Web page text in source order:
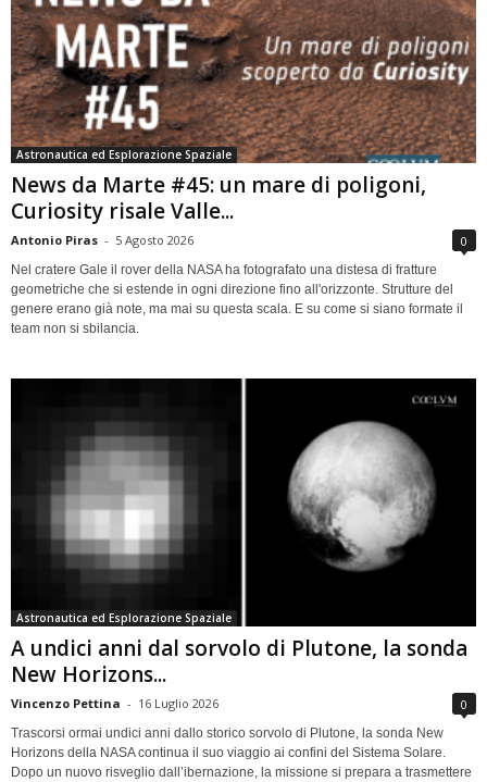
Astronautica ed Esplorazione Spaziale
News da Marte #45: un mare di poligoni,
Curiosity risale Valle...
Antonio Piras - 5 Agosto 2026 0
Nel cratere Gale il rover della NASA ha fotografato una distesa di fratture
geometriche che si estende in ogni direzione fino all'orizzonte. Strutture del
genere erano già note, ma mai su questa scala. E su come si siano formate il
team non si sbilancia.
Astronautica ed Esplorazione Spaziale
A undici anni dal sorvolo di Plutone, la sonda
New Horizons...
Vincenzo Pettina - 16 Luglio 2026 0
Trascorsi ormai undici anni dallo storico sorvolo di Plutone, la sonda New
Horizons della NASA continua il suo viaggio ai confini del Sistema Solare.
Dopo un nuovo risveglio dall’ibernazione, la missione si prepara a trasmettere